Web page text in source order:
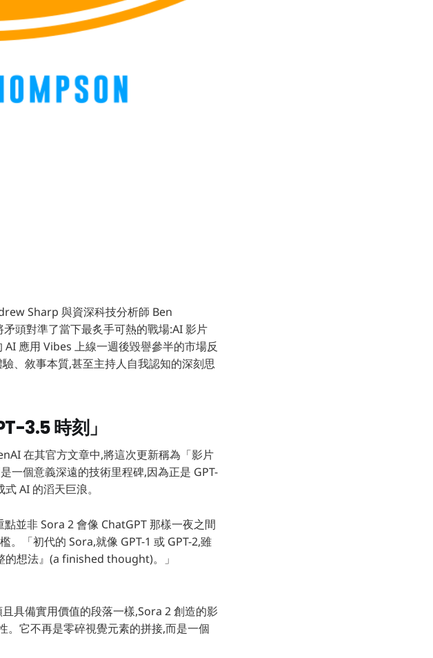
Sharp 與資深科技分析師 Ben
頭對準了當下最炙手可熱的戰場:AI 影片
應用 Vibes 上線一週後毀譽參半的市場反
、敘事本質,甚至主持人自我認知的深刻思
3.5 時刻」
在其官方文章中,將這次更新稱為「影片
一個意義深遠的技術里程碑,因為正是 GPT-
AI 的滔天巨浪。
並非 Sora 2 會像 ChatGPT 那樣一夜之間
。「初代的 Sora,就像 GPT-1 或 GPT-2,雖
的想法』(a finished thought)。」
具備實用價值的段落一樣,Sora 2 創造的影
。它不再是零碎視覺元素的拼接,而是一個